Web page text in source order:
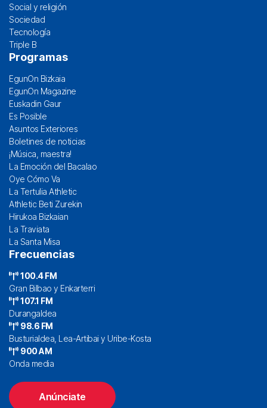
Social y religión
Sociedad
Tecnología
Triple B
Programas
EgunOn Bizkaia
EgunOn Magazine
Euskadin Gaur
Es Posible
Asuntos Exteriores
Boletines de noticias
¡Música, maestra!
La Emoción del Bacalao
Oye Cómo Va
La Tertulia Athletic
Athletic Beti Zurekin
Hirukoa Bizkaian
La Traviata
La Santa Misa
Frecuencias
100.4 FM
Gran Bilbao y Enkarterri
107.1 FM
Durangaldea
98.6 FM
Busturialdea, Lea-Artibai y Uribe-Kosta
900 AM
Onda media
Anúnciate